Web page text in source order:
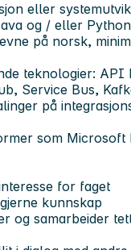
eller
og / eller Python
på norsk,
teknologier: API
Service Bus,
på
som Microsoft
for faget
kunnskap
og samarbeider